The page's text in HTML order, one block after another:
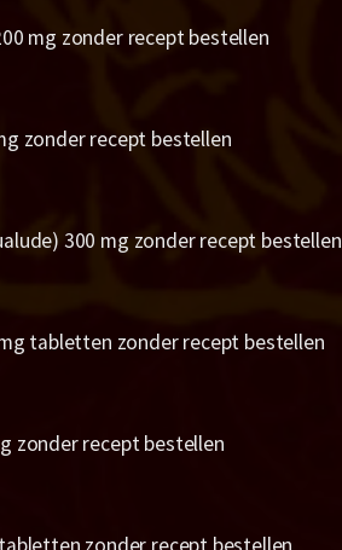
mg zonder recept bestellen
zonder recept bestellen
300 mg zonder recept bestellen
tabletten zonder recept bestellen
zonder recept bestellen